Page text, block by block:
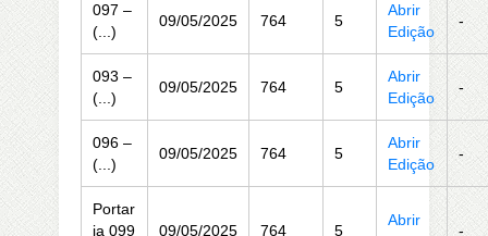
097 –
(...)
09/05/2025 764 5
Abrir
Edição
-
093 –
(...)
09/05/2025 764 5
Abrir
Edição
-
096 –
(...)
09/05/2025 764 5
Abrir
Edição
-
Portar
ia 099
09/05/2025 764 5
Abrir
-